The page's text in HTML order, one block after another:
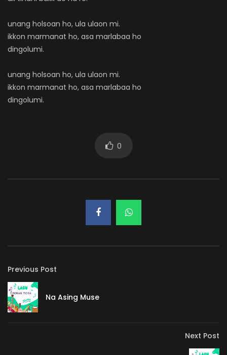
unang holsoan ho, ula ulaon mi.
ikkon marmanat ho, asa marlabaa ho
dingolumi.
unang holsoan ho, ula ulaon mi.
ikkon marmanat ho, asa marlabaa ho
dingolumi.
0
Previous Post
Na Asing Muse
Next Post